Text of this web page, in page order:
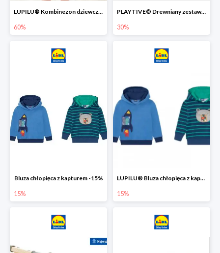
LUPILU® Kombinezon dziewczęcy z bawełny
60%
PLAYTIVE® Drewniany zestaw gier 10 w 1
30%
Bluza chłopięca z kapturem -15%
15%
LUPILU® Bluza chłopięca z kapturem
15%